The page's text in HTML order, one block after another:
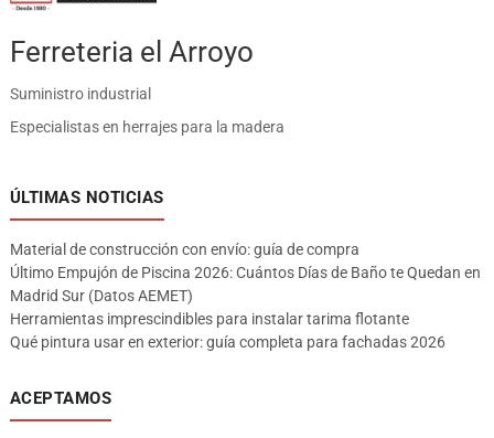
Ferreteria el Arroyo
Suministro industrial
Especialistas en herrajes para la madera
ÚLTIMAS NOTICIAS
Material de construcción con envío: guía de compra
Último Empujón de Piscina 2026: Cuántos Días de Baño te Quedan en
Madrid Sur (Datos AEMET)
Herramientas imprescindibles para instalar tarima flotante
Qué pintura usar en exterior: guía completa para fachadas 2026
ACEPTAMOS